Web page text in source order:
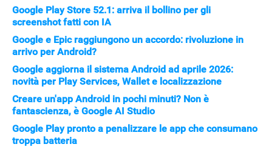
Google Play Store 52.1: arriva il bollino per gli
screenshot fatti con IA
Google e Epic raggiungono un accordo: rivoluzione in
arrivo per Android?
Google aggiorna il sistema Android ad aprile 2026:
novità per Play Services, Wallet e localizzazione
Creare un'app Android in pochi minuti? Non è
fantascienza, è Google AI Studio
Google Play pronto a penalizzare le app che consumano
troppa batteria